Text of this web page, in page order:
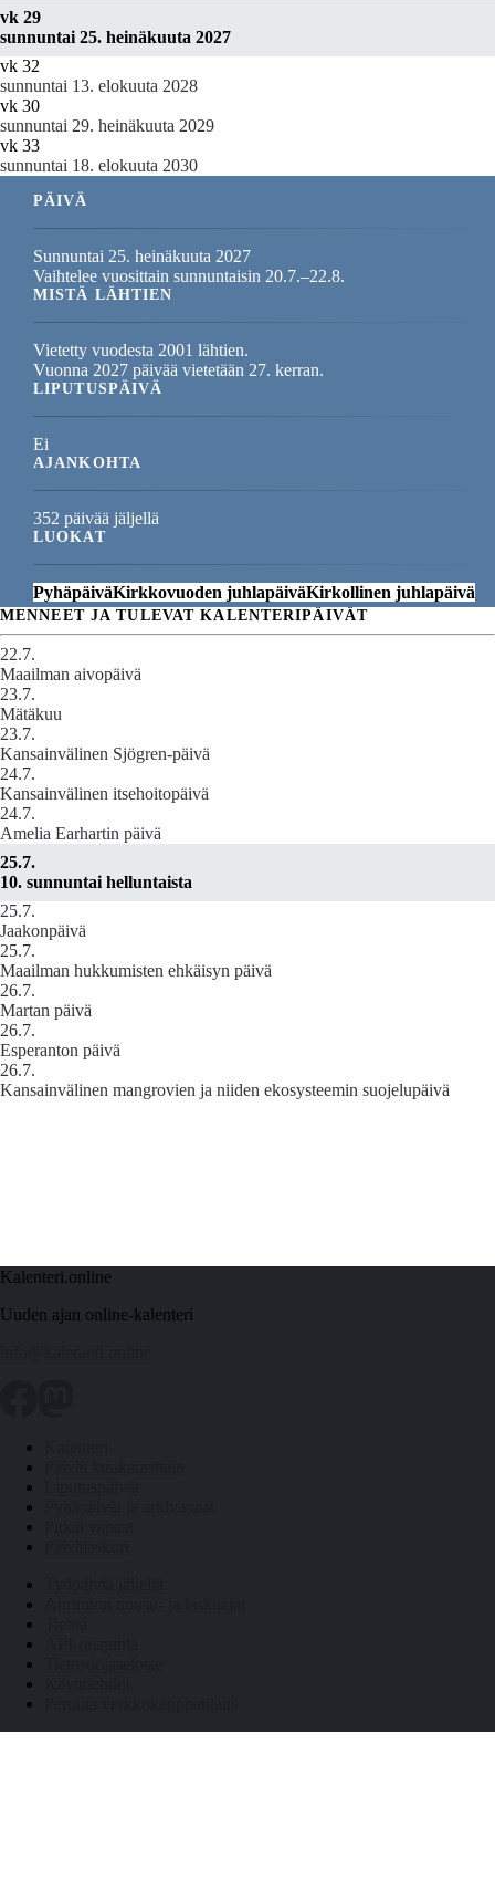
vk 29
sunnuntai 25. heinäkuuta 2027
vk 32
sunnuntai 13. elokuuta 2028
vk 30
sunnuntai 29. heinäkuuta 2029
vk 33
sunnuntai 18. elokuuta 2030
PÄIVÄ
Sunnuntai 25. heinäkuuta 2027
Vaihtelee vuosittain sunnuntaisin 20.7.–22.8.
MISTÄ LÄHTIEN
Vietetty vuodesta 2001 lähtien.
Vuonna 2027 päivää vietetään 27. kerran.
LIPUTUSPÄIVÄ
Ei
AJANKOHTA
352 päivää jäljellä
LUOKAT
PyhäpäiväKirkkovuoden juhlapäiväKirkollinen juhlapäivä
MENNEET JA TULEVAT KALENTERIPÄIVÄT
22.7.
Maailman aivopäivä
23.7.
Mätäkuu
23.7.
Kansainvälinen Sjögren-päivä
24.7.
Kansainvälinen itsehoitopäivä
24.7.
Amelia Earhartin päivä
25.7.
10. sunnuntai helluntaista
25.7.
Jaakonpäivä
25.7.
Maailman hukkumisten ehkäisyn päivä
26.7.
Martan päivä
26.7.
Esperanton päivä
26.7.
Kansainvälinen mangrovien ja niiden ekosysteemin suojelupäivä
Kalenteri.online
Uuden ajan online-kalenteri